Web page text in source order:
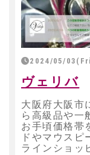
2024/05/
ヴェリバ
大阪府大阪市
ら高級品や一
お手頃価格帯
ドやマウス
ラインショッ